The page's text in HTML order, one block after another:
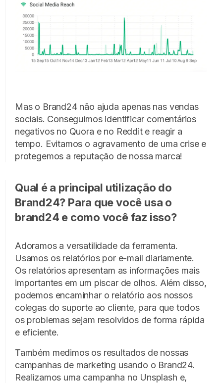
Mas o Brand24 não ajuda apenas nas vendas
sociais. Conseguimos identificar comentários
negativos no Quora e no Reddit e reagir a
tempo. Evitamos o agravamento de uma crise e
protegemos a reputação de nossa marca!
Qual é a principal utilização do
Brand24? Para que você usa o
brand24 e como você faz isso?
Adoramos a versatilidade da ferramenta.
Usamos os relatórios por e-mail diariamente.
Os relatórios apresentam as informações mais
importantes em um piscar de olhos. Além disso,
podemos encaminhar o relatório aos nossos
colegas do suporte ao cliente, para que todos
os problemas sejam resolvidos de forma rápida
e eficiente.
Também medimos os resultados de nossas
campanhas de marketing usando o Brand24.
Realizamos uma campanha no Unsplash e,